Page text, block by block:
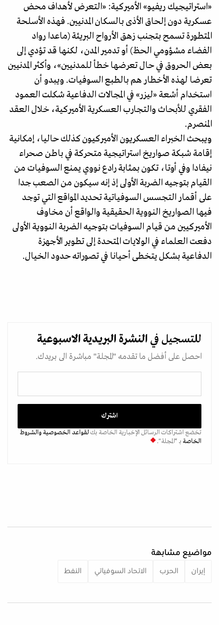
«استراتيجيك ريفيو» الأميركية: «التعرض لأهداف محض
عسكرية دون إلحاق الأذى بالسكان المدنيين. فهذه الأسلحة
المتطورة تسمح بتجنب زهق الأرواح البريئة (ماعدا رواد
الفضاء مشؤومي الحظ) أو تدمير المدن، لكنها قد تؤدي إلى
بعض الحروق في حال تعرضها خطأ للمدنيين»، وأكثر المدنيين
تعرضا لهذه الأخطار هم بالطبع السوفيات. ويبدو أن
استخدام أشعة «ليزر» في المجالات الدفاعية شكلت العمود
الفقري للأبحاث والتجارب العسكرية الأميركية، خلال العقد
المنصرم.
ويبحث الخبراء العسكريون الأميركيون كذلك حاليا، إمكانية
إقامة شبكة صواريخ استراتيجية متحركة في باطن صحراء
نيفادا وفي أوتا، تكون بمثابة رادع نووي يمنع السوفيات من
القيام بتوجيه الضربة الأولى إذ إنه سيكون من الصعب جدا
على أقمار التجسس السوفياتية تحديد المواقع التي توجد
فيها الصواريخ النووية الحقيقية والواقع أن مخاوف
الأميركيين من قيام السوفيات بتوجيه الضربة النووية الأولى
دفعت العلماء في الولايات المتحدة إلى تطوير الأجهزة
الدفاعية بشكل يتخطى أحيانا في تصوراته حدود الخيال.
للتسجيل في النشرة البريدية الاسبوعية
احصل على أفضل ما تقدمه "المجلة" مباشرة الى بريدك.
تخضع اشتراكات الرسائل الإخبارية الخاصة بكلقواعد الخصوصيةوالشروط
الخاصة بـ “المجلة".
مواضيع مشابهة
إيران الحرب الاتحاد السوفياتي النفط